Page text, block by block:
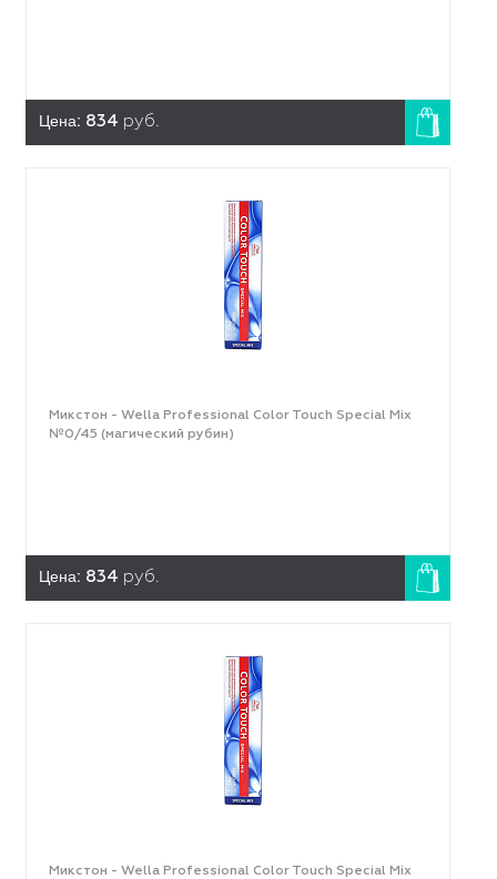
Цена: 834 руб.
Микстон - Wella Professional Color Touch Special Mix
№0/45 (магический рубин)
Цена: 834 руб.
Микстон - Wella Professional Color Touch Special Mix